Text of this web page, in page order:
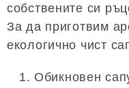
собствените си
За да приготвим
екологично чист
Обикновен